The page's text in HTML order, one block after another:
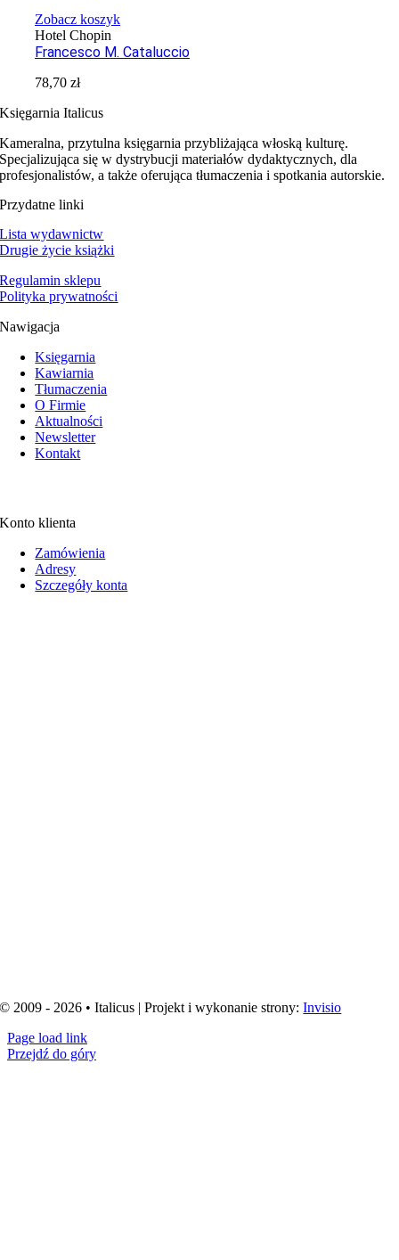
Zobacz koszyk
Hotel Chopin
Francesco M. Cataluccio
78,70zł
Księgarnia Italicus
Kameralna, przytulna księgarnia przybliżająca włoską kulturę.
Specjalizująca się w dystrybucji materiałów dydaktycznych, dla
profesjonalistów, a także oferująca tłumaczenia i spotkania autorskie.
Przydatne linki
Lista wydawnictw
Drugie życie książki
Regulamin sklepu
Polityka prywatności
Nawigacja
Księgarnia
Kawiarnia
Tłumaczenia
O Firmie
Aktualności
Newsletter
Kontakt
Konto klienta
Zamówienia
Adresy
Szczegóły konta
© 2009 - 2026 • Italicus | Projekt i wykonanie strony:Invisio
Page load link
Przejdź do góry